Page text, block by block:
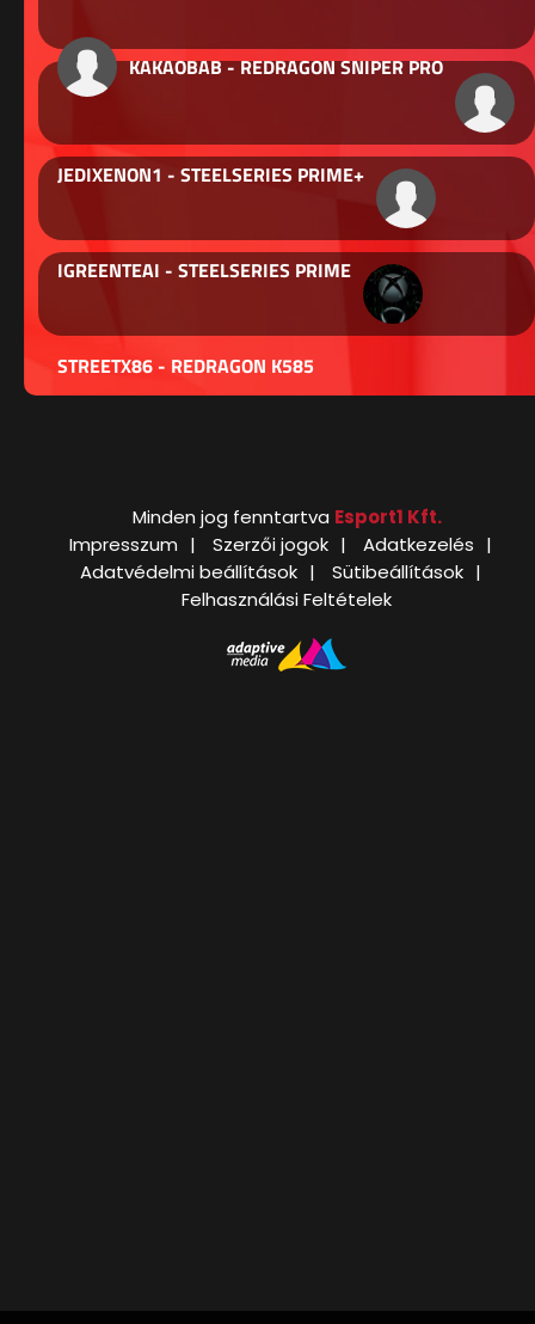
KAKAOBAB - REDRAGON SNIPER PRO
JEDIXENON1 - STEELSERIES PRIME+
IGREENTEAI - STEELSERIES PRIME
STREETX86 - REDRAGON K585
Minden jog fenntartva Esport1 Kft.
Impresszum
Szerzői jogok
Adatkezelés
Adatvédelmi beállítások
Sütibeállítások
Felhasználási Feltételek